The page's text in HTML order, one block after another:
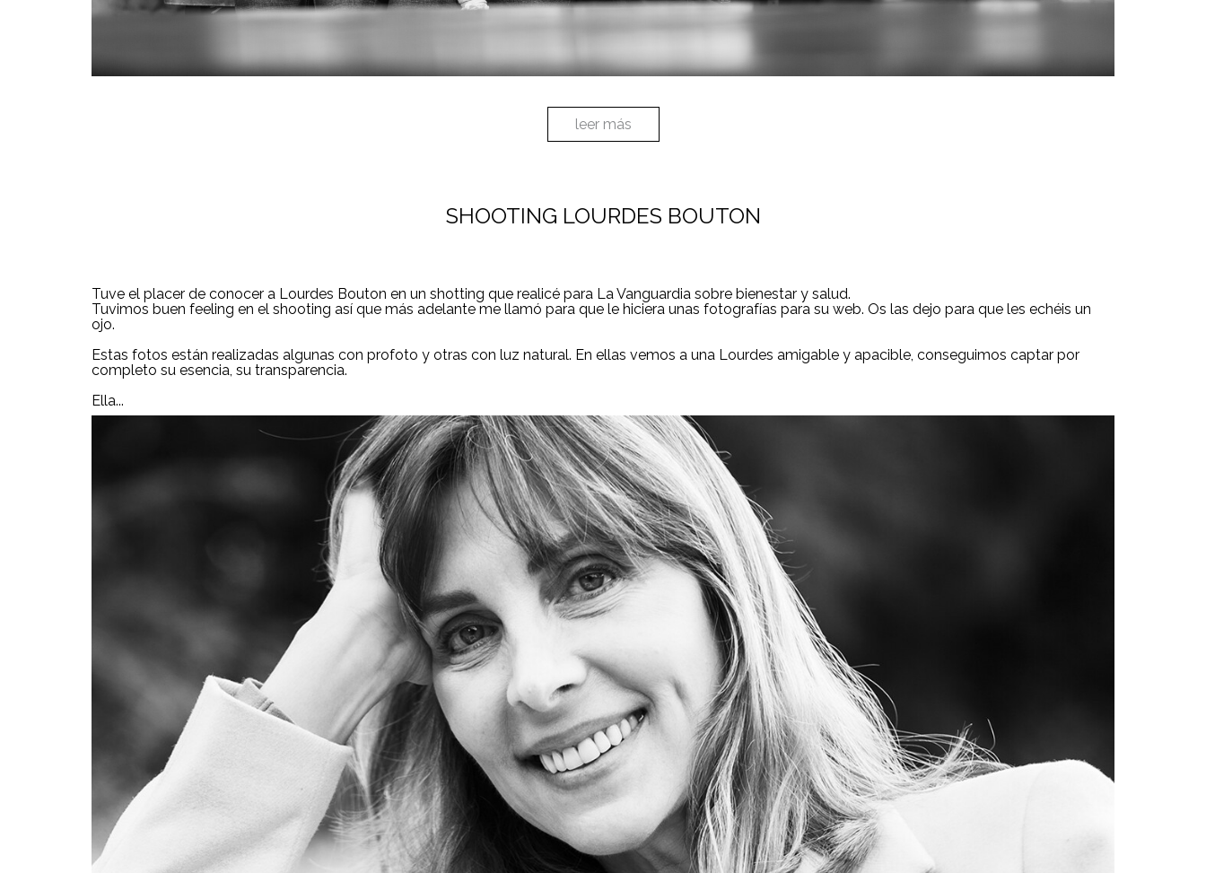
leer más
SHOOTING LOURDES BOUTON
Tuve el placer de conocer a Lourdes Bouton en un shotting que realicé para La Vanguardia sobre bienestar y salud.
Tuvimos buen feeling en el shooting así que más adelante me llamó para que le hiciera unas fotografías para su web. Os las dejo para que les echéis un
ojo.
Estas fotos están realizadas algunas con profoto y otras con luz natural. En ellas vemos a una Lourdes amigable y apacible, conseguimos captar por
completo su esencia, su transparencia.
Ella...